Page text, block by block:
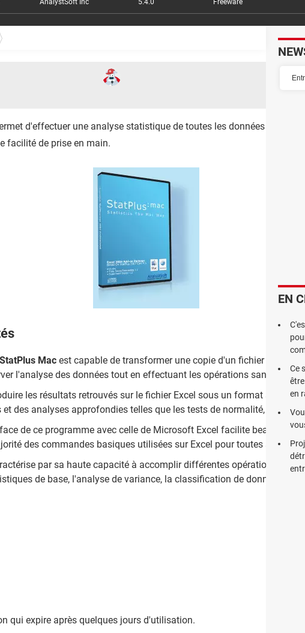
AnalystSoft Inc 5.4.0 Freeware
d'effectuer une analyse statistique de toutes les données sur un
facilité de prise en main.
StatPlus Mac est capable de transformer une copie d'un fichier Excel en
l'analyse des données tout en effectuant les opérations sans
les résultats retrouvés sur le fichier Excel sous un format
des analyses approfondies telles que les tests de normalité, les
de ce programme avec celle de Microsoft Excel facilite beaucoup
des commandes basiques utilisées sur Excel pour toutes ses
par sa haute capacité à accomplir différentes opérations
de base, l'analyse de variance, la classification de données, la
qui expire après quelques jours d'utilisation.
EN
Ce
en